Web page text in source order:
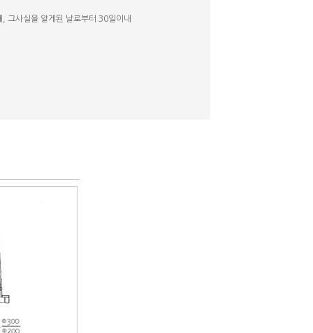
그사실을 알게된 날로부터 30일이내